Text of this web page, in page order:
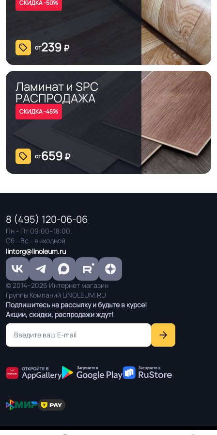
Система примыкания к
Способ укладки
На клей для линолеума марок:
EUROBASE 425 / EUROPROF 522
контакт / EUROPROF 521 фиксация
Истираемость, не
Производственная
площадка или завод
ISO
Сертифицирован на территории
Остаточная
деформация
Условия хранения Крытое, сухое помещение.
Оттенок Светлый дуб
Дизайн рисунка
СКИДКА -50%
от239 ₽
Ламинат и SPC
РАСПРОДАЖА
СКИДКА -45%
от659 ₽
Подпишитесь на рассылку и будьте в курсе!
Акции, скидки, распродажи ждут!
8 (495) 120-06-06
Пн - Пт 09:00–18:00.
Сб - Вс - выходной
lintorg@linoleum.ru
© 2014–2026 Интернет магазин
Группы Компаний LiNOLEUM.RU